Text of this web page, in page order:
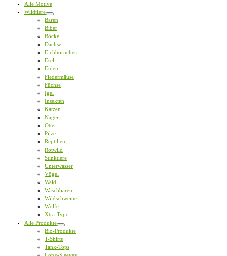
Alle Motive
Wildtiere
Bären
Biber
Böcke
Dachse
Eichhörnchen
Esel
Eulen
Fledermäuse
Füchse
Igel
Insekten
Katzen
Nager
Otter
Pilze
Reptilien
Rotwild
Stinktiere
Unterwasser
Vögel
Wald
Waschbären
Wildschweine
Wölfe
Xtra-Typo
Alle Produkte
Bio-Produkte
T-Shirts
Tank-Tops